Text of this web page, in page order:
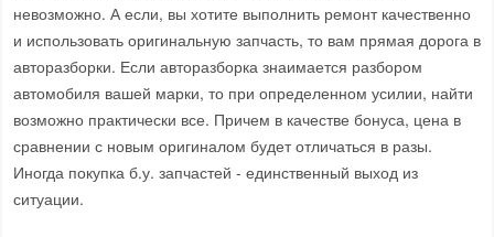
невозможно. А если, вы хотите выполнить ремонт качественно
и использовать оригинальную запчасть, то вам прямая дорога в
авторазборки. Если авторазборка знаимается разбором
автомобиля вашей марки, то при определенном усилии, найти
возможно практически все. Причем в качестве бонуса, цена в
сравнении с новым оригиналом будет отличаться в разы.
Иногда покупка б.у. запчастей - единственный выход из
ситуации.